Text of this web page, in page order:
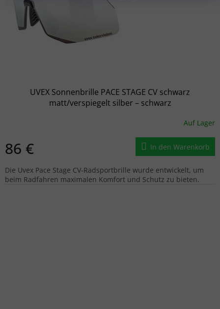
UVEX Sonnenbrille PACE STAGE CV schwarz
matt/verspiegelt silber – schwarz
Auf Lager
86 € In den Warenkorb
Die Uvex Pace Stage CV-Radsportbrille wurde entwickelt, um
beim Radfahren maximalen Komfort und Schutz zu bieten.